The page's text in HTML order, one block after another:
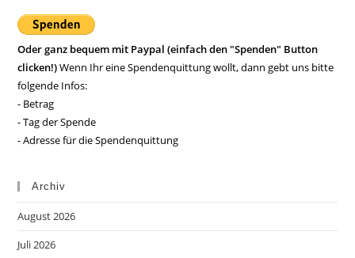
Oder ganz bequem mit Paypal (einfach den "Spenden" Button
clicken!)Wenn Ihr eine Spendenquittung wollt, dann gebt uns bitte
folgende Infos:
- Betrag
- Tag der Spende
- Adresse für die Spendenquittung
Archiv
August 2026
Juli 2026